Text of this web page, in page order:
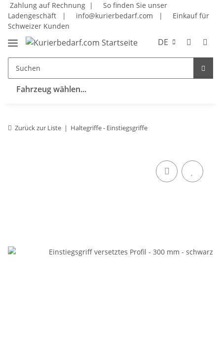
Zahlung auf Rechnung |
So finden Sie unser
Ladengeschäft
| info@kurierbedarf.com |
Einkauf für
Schweizer Kunden
DE
Fahrzeug wählen...
Zurück zur Liste Haltegriffe - Einstiegsgriffe